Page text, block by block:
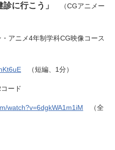
に行こう」
（CGアニメー
アニメ4年制学科CG映像コース
（短編、1分）
watch?v=6dgkWA1m1iM （全